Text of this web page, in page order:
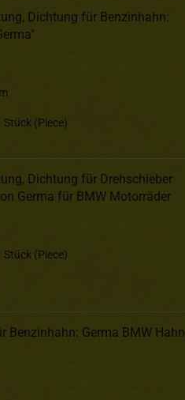
Dichtung für Benzinhahn:
(Piece)
Dichtung für Drehschieber
Germa für BMW Motorräder
(Piece)
Benzinhahn: Germa BMW Hahn